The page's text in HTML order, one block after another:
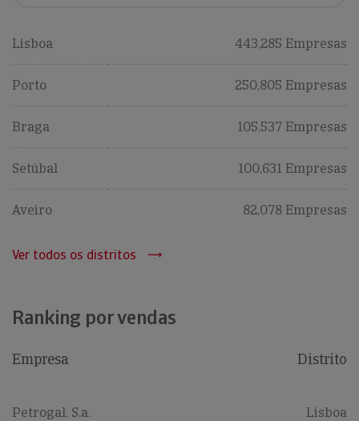
Lisboa 443,285 Empresas
Porto 250,805 Empresas
Braga 105,537 Empresas
Setúbal 100,631 Empresas
Aveiro 82,078 Empresas
Ver todos os distritos
Ranking por vendas
Empresa Distrito
Petrogal, S.a. Lisboa